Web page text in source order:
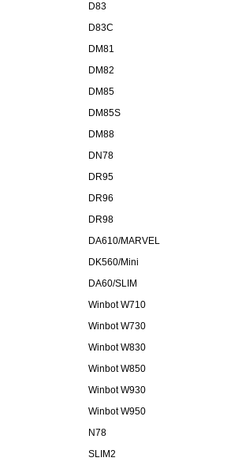
D83
D83C
DM81
DM82
DM85
DM85S
DM88
DN78
DR95
DR96
DR98
DA610/MARVEL
DK560/Mini
DA60/SLIM
Winbot W710
Winbot W730
Winbot W830
Winbot W850
Winbot W930
Winbot W950
N78
SLIM2